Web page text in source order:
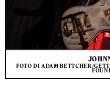
FOTO DI ADAM BETTCHER/